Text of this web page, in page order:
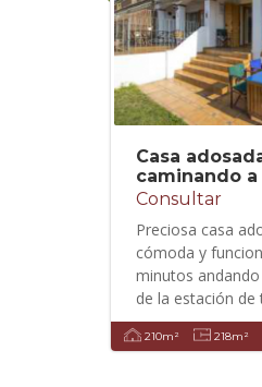
Casa
caminando a
Consultar
Preciosa casa
cómoda y
minutos
de la estación de
210m² 218m²